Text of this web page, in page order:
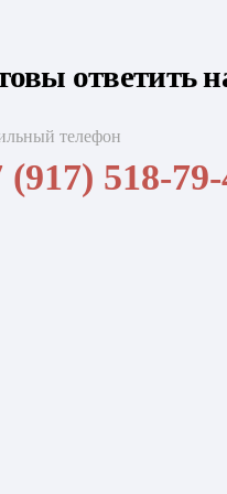
ответить
телефон
(917) 518-